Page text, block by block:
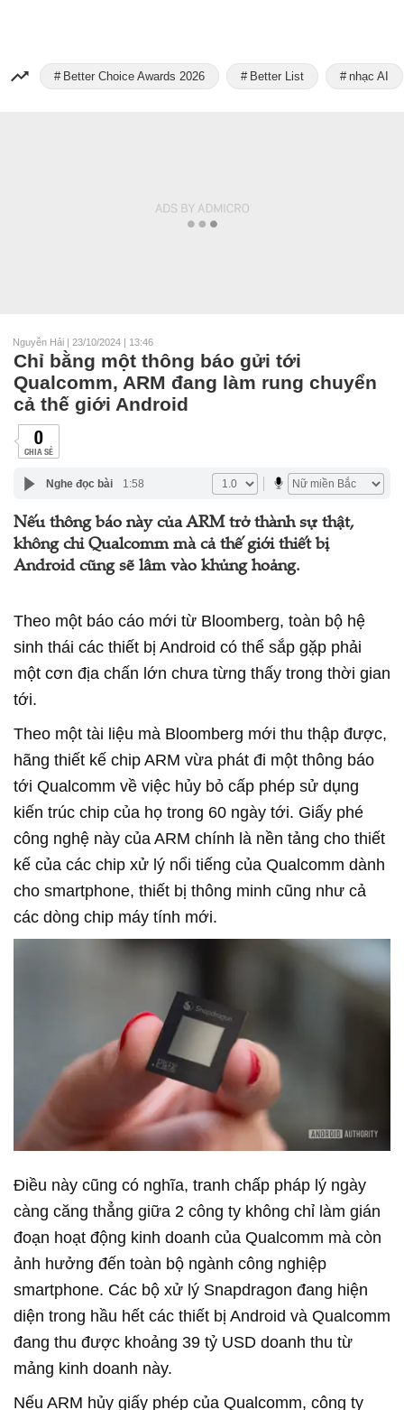
Better Choice Awards 2026 Better List nhạc AI
Nguyễn Hải | 23/10/2024 | 13:46
Chỉ bằng một thông báo gửi tới
Qualcomm, ARM đang làm rung chuyển
cả thế giới Android
0
CHIA SẺ
Nghe đọc bài 1:58
Nếu thông báo này của ARM trở thành sự thật,
không chỉ Qualcomm mà cả thế giới thiết bị
Android cũng sẽ lâm vào khủng hoảng.
Theo một báo cáo mới từ Bloomberg, toàn bộ hệ
sinh thái các thiết bị Android có thể sắp gặp phải
một cơn địa chấn lớn chưa từng thấy trong thời gian
tới.
Theo một tài liệu mà Bloomberg mới thu thập được,
hãng thiết kế chip ARM vừa phát đi một thông báo
tới Qualcomm về việc hủy bỏ cấp phép sử dụng
kiến trúc chip của họ trong 60 ngày tới. Giấy phé
công nghệ này của ARM chính là nền tảng cho thiết
kế của các chip xử lý nổi tiếng của Qualcomm dành
cho smartphone, thiết bị thông minh cũng như cả
các dòng chip máy tính mới.
Điều này cũng có nghĩa, tranh chấp pháp lý ngày
càng căng thẳng giữa 2 công ty không chỉ làm gián
đoạn hoạt động kinh doanh của Qualcomm mà còn
ảnh hưởng đến toàn bộ ngành công nghiệp
smartphone. Các bộ xử lý Snapdragon đang hiện
diện trong hầu hết các thiết bị Android và Qualcomm
đang thu được khoảng 39 tỷ USD doanh thu từ
mảng kinh doanh này.
Nếu ARM hủy giấy phép của Qualcomm, công ty